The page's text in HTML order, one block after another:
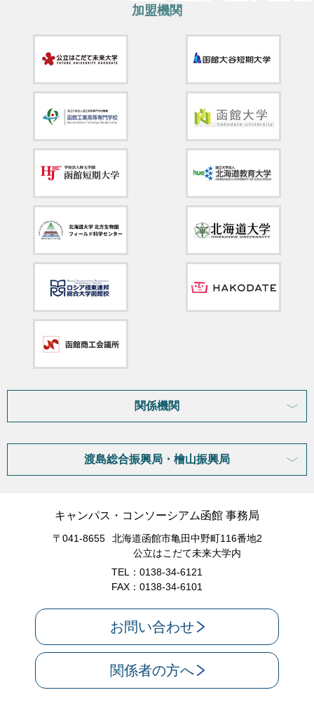
加盟機関
関係機関
渡島総合振興局・檜山振興局
キャンパス・コンソーシアム函館 事務局
〒041-8655
北海道函館市亀田中野町116番地2
公立はこだて未来大学内
TEL：0138-34-6121
FAX：0138-34-6101
お問い合わせ
関係者の方へ